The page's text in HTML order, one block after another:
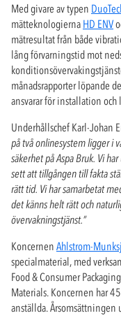
Med givare av typen
mätteknologierna HD ENV
mätresultat från både
lång förvarningstid mot
månadsrapporter löpande
ansvarar för installation och
Underhållschef Karl-Johan
på två onlinesystem ligger i
säkerhet på Aspa Bruk. Vi
sett att tillgången till fakta
rätt tid. Vi har samarbetat
det känns helt rätt och
övervakningstjänst.”
Koncernen Ahlstrom-
specialmaterial, med
Food & Consumer
Materials. Koncernen har
anställda.